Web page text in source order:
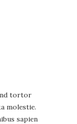
tortor
molestie.
sapien